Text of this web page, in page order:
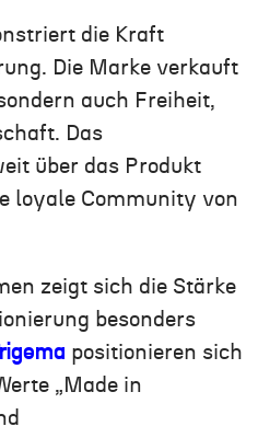
die Kraft
Die Marke verkauft
auch Freiheit,
Das
über das Produkt
loyale Community von
zeigt sich die Stärke
besonders
positionieren sich
„Made in